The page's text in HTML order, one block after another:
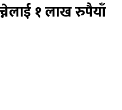
१ लाख रुपैयाँ